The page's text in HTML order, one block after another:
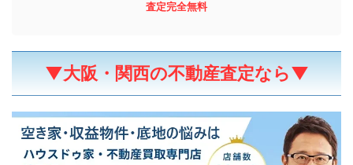
査定完全無料
▼大阪・関西の不動産査定なら▼